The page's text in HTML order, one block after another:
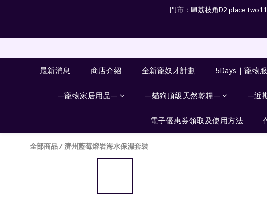
門市：🟪荔枝角D2 place
最新消息 商店介紹 全新寵奴才計劃 5Days｜寵物
—寵物家居用品— —貓狗頂級天然乾糧— —近
電子優惠券領取及使用方法
全部商品/濟州藍莓熔岩海水保濕套裝